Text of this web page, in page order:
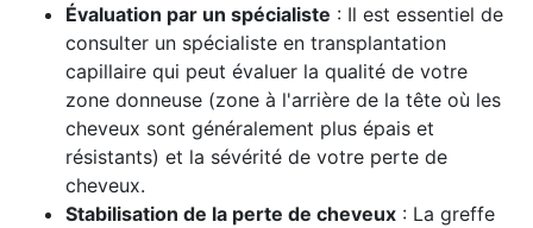
Évaluation par un spécialiste : Il est essentiel de
consulter un spécialiste en transplantation
capillaire qui peut évaluer la qualité de votre
zone donneuse (zone à l'arrière de la tête où les
cheveux sont généralement plus épais et
résistants) et la sévérité de votre perte de
cheveux.
Stabilisation de la perte de cheveux : La greffe